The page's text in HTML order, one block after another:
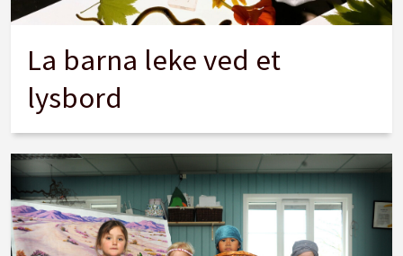
La barna leke ved et
lysbord